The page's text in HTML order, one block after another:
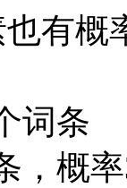
有概
词条
，概